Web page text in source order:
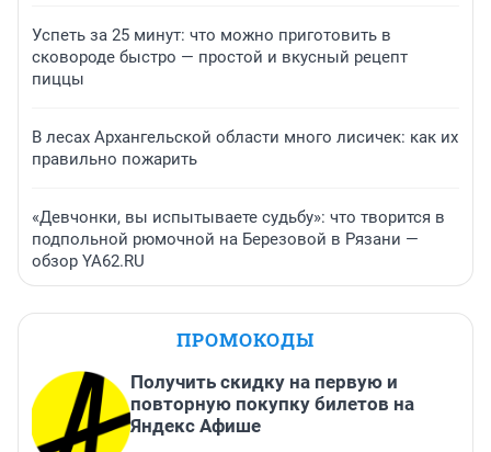
Успеть за 25 минут: что можно приготовить в
сковороде быстро — простой и вкусный рецепт
пиццы
В лесах Архангельской области много лисичек: как их
правильно пожарить
«Девчонки, вы испытываете судьбу»: что творится в
подпольной рюмочной на Березовой в Рязани —
обзор YA62.RU
ПРОМОКОДЫ
Получить скидку на первую и
повторную покупку билетов на
Яндекс Афише